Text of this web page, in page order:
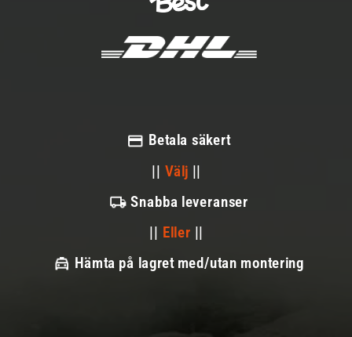
Betala säkert
|| Välj ||
Snabba leveranser
|| Eller ||
Hämta på lagret med/utan montering